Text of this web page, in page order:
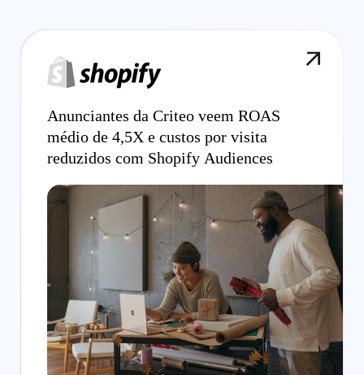
Anunciantes da Criteo veem ROAS
médio de 4,5X e custos por visita
reduzidos com Shopify Audiences